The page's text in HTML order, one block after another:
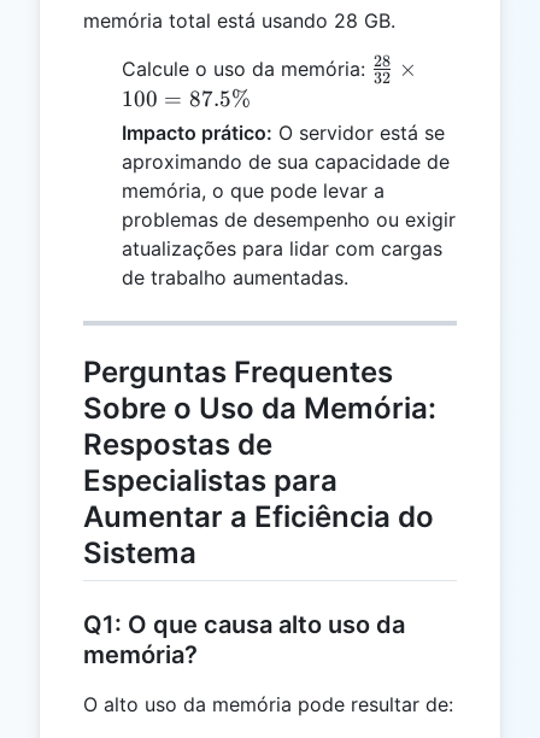
memória total está usando 28 GB.
Calcule o uso da memória: \frac{28}
\times
100 =
87.5\%
32
28
×
100 = 87.5%
Impacto prático: O servidor está se
aproximando de sua capacidade de
memória, o que pode levar a
problemas de desempenho ou exigir
atualizações para lidar com cargas
de trabalho aumentadas.
Perguntas Frequentes
Sobre o Uso da Memória:
Respostas de
Especialistas para
Aumentar a Eficiência do
Sistema
Q1: O que causa alto uso da
memória?
O alto uso da memória pode resultar de: